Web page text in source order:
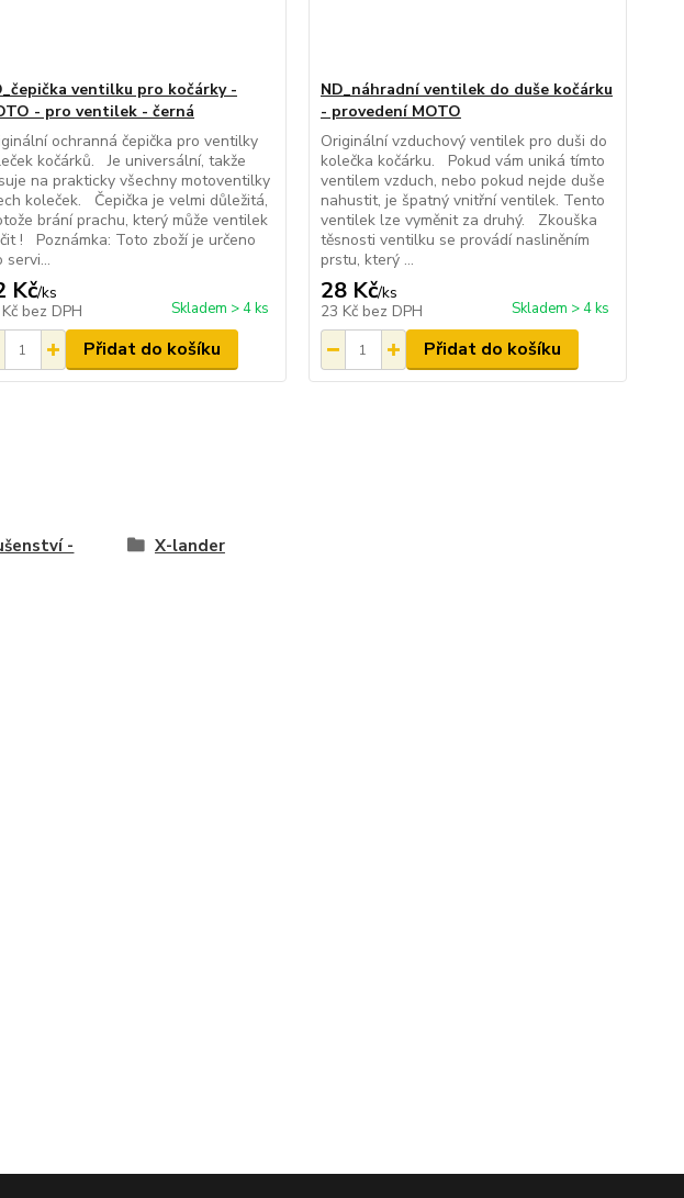
ventilku pro kočárky -
- pro ventilek - černá
ochranná čepička pro ventilky
kočárků. Je universální, takže
na prakticky všechny motoventilky
koleček. Čepička je velmi důležitá,
brání prachu, který může ventilek
! Poznámka: Toto zboží je určeno
servi...
Kč/ks
bez DPH Skladem > 4 ks
Přidat do košíku
ND_náhradní ventilek do duše kočárku
- provedení MOTO
Originální vzduchový ventilek pro duši do
kolečka kočárku. Pokud vám uniká tímto
ventilem vzduch, nebo pokud nejde duše
nahustit, je špatný vnitřní ventilek. Tento
ventilek lze vyměnit za druhý. Zkouška
těsnosti ventilku se provádí nasliněním
prstu, který ...
28 Kč/ks
23 Kč bez DPH Skladem > 4 ks
Přidat do košíku
-
X-lander